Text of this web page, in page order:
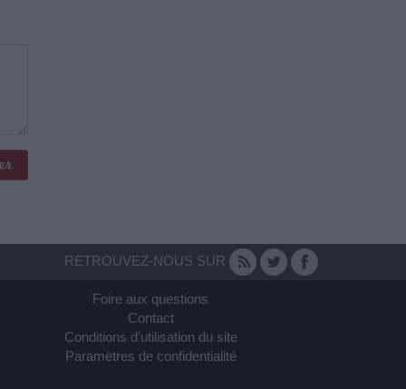
RETROUVEZ-NOUS SUR
Foire aux questions
Contact
Conditions d'utilisation du site
Paramètres de confidentialité